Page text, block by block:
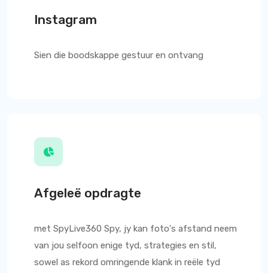
Instagram
Sien die boodskappe gestuur en ontvang
Afgeleë opdragte
met SpyLive360 Spy, jy kan foto's afstand neem
van jou selfoon enige tyd, strategies en stil,
sowel as rekord omringende klank in reële tyd